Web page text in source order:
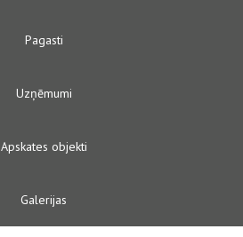
Pagasti
Uzņēmumi
Apskates objekti
Galerijas